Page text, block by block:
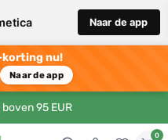
Naar de app
korting nu!
Naar de app
95 EUR
0